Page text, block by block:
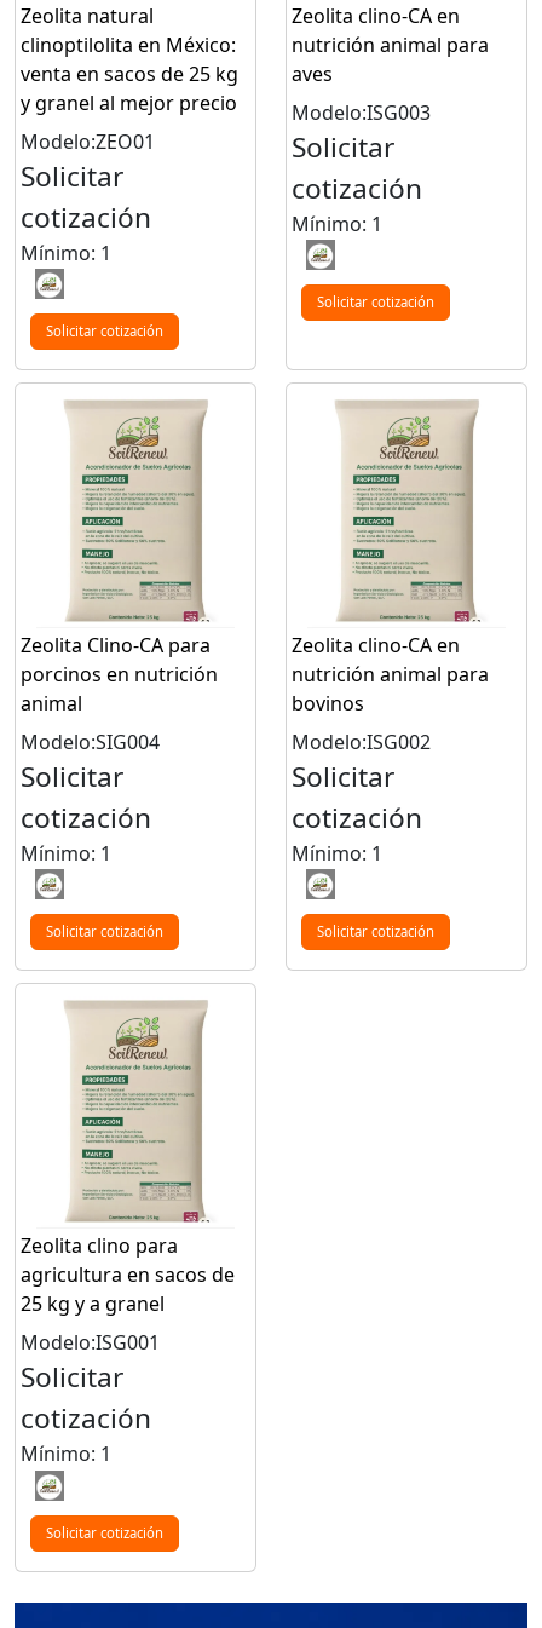
Zeolita natural
clinoptilolita en México:
venta en sacos de 25 kg
y granel al mejor precio
Modelo:ZEO01
Solicitar
cotización
Mínimo: 1
Solicitar cotización
Zeolita clino-CA en
nutrición animal para
aves
Modelo:ISG003
Solicitar
cotización
Mínimo: 1
Solicitar cotización
Zeolita Clino-CA para
porcinos en nutrición
animal
Modelo:SIG004
Solicitar
cotización
Mínimo: 1
Solicitar cotización
Zeolita clino-CA en
nutrición animal para
bovinos
Modelo:ISG002
Solicitar
cotización
Mínimo: 1
Solicitar cotización
Zeolita clino para
agricultura en sacos de
25 kg y a granel
Modelo:ISG001
Solicitar
cotización
Mínimo: 1
Solicitar cotización